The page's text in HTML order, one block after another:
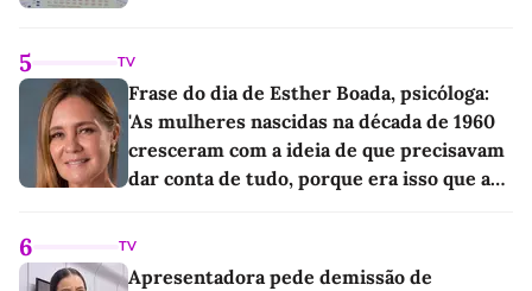
5 TV
Frase do dia de Esther Boada, psicóloga:
'As mulheres nascidas na década de 1960
cresceram com a ideia de que precisavam
dar conta de tudo, porque era isso que a
6 TV
Apresentadora pede demissão de